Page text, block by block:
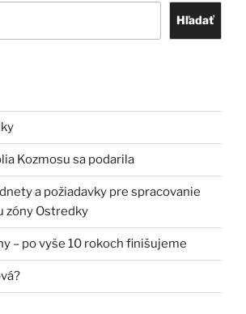
Hľadať
Kozmosu sa podarila
a požiadavky pre spracovanie
zóny Ostredky
– po vyše 10 rokoch finišujeme